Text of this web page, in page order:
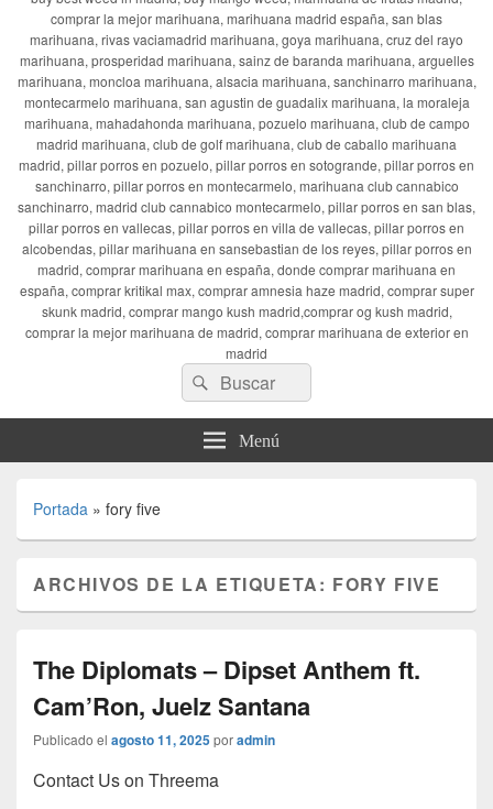
comprar la mejor marihuana, marihuana madrid españa, san blas
marihuana, rivas vaciamadrid marihuana, goya marihuana, cruz del rayo
marihuana, prosperidad marihuana, sainz de baranda marihuana, arguelles
marihuana, moncloa marihuana, alsacia marihuana, sanchinarro marihuana,
montecarmelo marihuana, san agustin de guadalix marihuana, la moraleja
marihuana, mahadahonda marihuana, pozuelo marihuana, club de campo
madrid marihuana, club de golf marihuana, club de caballo marihuana
madrid, pillar porros en pozuelo, pillar porros en sotogrande, pillar porros en
sanchinarro, pillar porros en montecarmelo, marihuana club cannabico
sanchinarro, madrid club cannabico montecarmelo, pillar porros en san blas,
pillar porros en vallecas, pillar porros en villa de vallecas, pillar porros en
alcobendas, pillar marihuana en sansebastian de los reyes, pillar porros en
madrid, comprar marihuana en españa, donde comprar marihuana en
españa, comprar kritikal max, comprar amnesia haze madrid, comprar super
skunk madrid, comprar mango kush madrid,comprar og kush madrid,
comprar la mejor marihuana de madrid, comprar marihuana de exterior en
madrid
Buscar
por:
Buscar
Menú
Portada » fory five
ARCHIVOS DE LA ETIQUETA: FORY FIVE
The Diplomats – Dipset Anthem ft.
Cam’Ron, Juelz Santana
Publicado el agosto 11, 2025poradmin
Contact Us on Threema